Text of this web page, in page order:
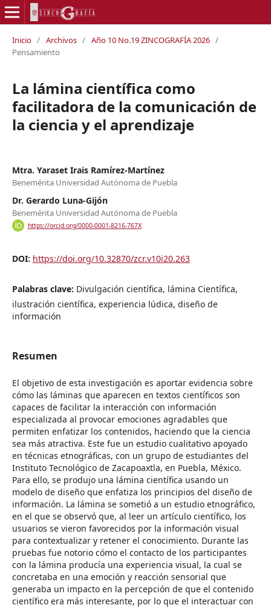
Inicio / Archivos / Año 10 No.19 ZINCOGRAFÍA 2026 /
Pensamiento
La lámina científica como
facilitadora de la comunicación de
la ciencia y el aprendizaje
Mtra. Yaraset Irais Ramírez-Martínez
Benemérita Universidad Autónoma de Puebla
Dr. Gerardo Luna-Gijón
Benemérita Universidad Autónoma de Puebla
https://orcid.org/0000-0001-8216-767X
DOI: https://doi.org/10.32870/zcr.v10i20.263
Palabras clave: Divulgación científica, lámina Científica,
ilustración científica, experiencia lúdica, diseño de
información
Resumen
El objetivo de esta investigación es aportar evidencia sobre
cómo las láminas que aparecen en textos científicos son
capaces de facilitar la interacción con información
especializada al provocar emociones agradables que
permiten enfatizar los contenidos, haciendo que la ciencia
sea más atractiva. Este fue un estudio cualitativo apoyado
en técnicas etnográficas, con un grupo de estudiantes del
Instituto Tecnológico de Zacapoaxtla, en Puebla, México.
Para ello, se produjo una lámina científica usando un
modelo de diseño que enfatiza los principios del diseño de
información. La lámina se sometió a un estudio etnográfico,
en el que se observó que, al leer un artículo científico, los
usuarios se vieron favorecidos por la información visual
para contextualizar y retener el conocimiento. Durante las
pruebas fue notorio cómo el contacto de los participantes
con la lámina producía una experiencia visual, la cual se
concretaba en una emoción y reacción sensorial que
generaba un impacto en la percepción de que el contenido
científico era más interesante, por lo que el interactuar con